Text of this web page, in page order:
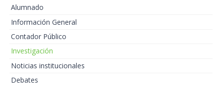
Alumnado
Información General
Contador Público
Investigación
Noticias institucionales
Debates